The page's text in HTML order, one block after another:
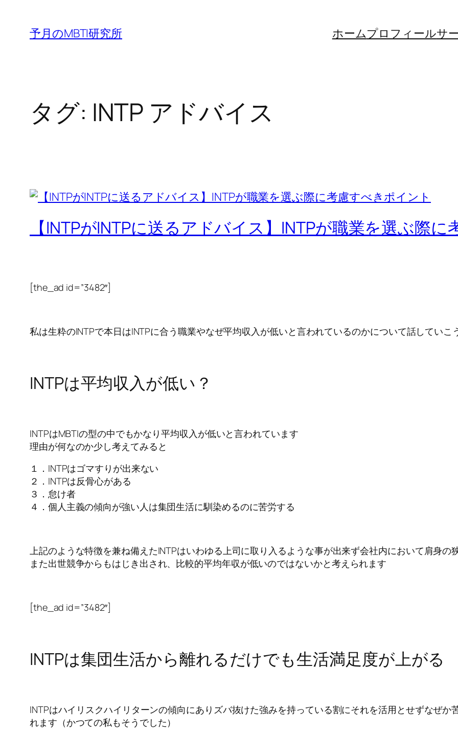
予月のMBTI研究所 ホームプロフィールサ
タグ: INTP アドバイス
【INTPがINTPに送るアドバイス】INTPが職業を選ぶ際
[the_ad id=”3482″]
私は生粋のINTPで本日はINTPに合う職業やなぜ平均収入が低いと言われているのかについて話していこ
INTPは平均収入が低い？
INTPはMBTIの型の中でもかなり平均収入が低いと言われています
理由が何なのか少し考えてみると
１．INTPはゴマすりが出来ない
２．INTPは反骨心がある
３．怠け者
４．個人主義の傾向が強い人は集団生活に馴染めるのに苦労する
上記のような特徴を兼ね備えたINTPはいわゆる上司に取り入るような事が出来ず会社内において肩身の
また出世競争からもはじき出され、比較的平均年収が低いのではないかと考えられます
[the_ad id=”3482″]
INTPは集団生活から離れるだけでも生活満足度が上がる
INTPはハイリスクハイリターンの傾向にありズバ抜けた強みを持っている割にそれを活用とせずなぜ
れます（かつての私もそうでした）